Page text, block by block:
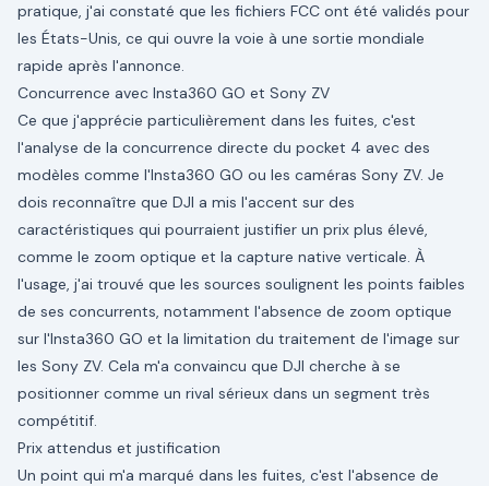
pratique, j'ai constaté que les fichiers FCC ont été validés pour
les États-Unis, ce qui ouvre la voie à une sortie mondiale
rapide après l'annonce.
Concurrence avec Insta360 GO et Sony ZV
Ce que j'apprécie particulièrement dans les fuites, c'est
l'analyse de la concurrence directe du pocket 4 avec des
modèles comme l'Insta360 GO ou les caméras Sony ZV. Je
dois reconnaître que DJI a mis l'accent sur des
caractéristiques qui pourraient justifier un prix plus élevé,
comme le zoom optique et la capture native verticale. À
l'usage, j'ai trouvé que les sources soulignent les points faibles
de ses concurrents, notamment l'absence de zoom optique
sur l'Insta360 GO et la limitation du traitement de l'image sur
les Sony ZV. Cela m'a convaincu que DJI cherche à se
positionner comme un rival sérieux dans un segment très
compétitif.
Prix attendus et justification
Un point qui m'a marqué dans les fuites, c'est l'absence de